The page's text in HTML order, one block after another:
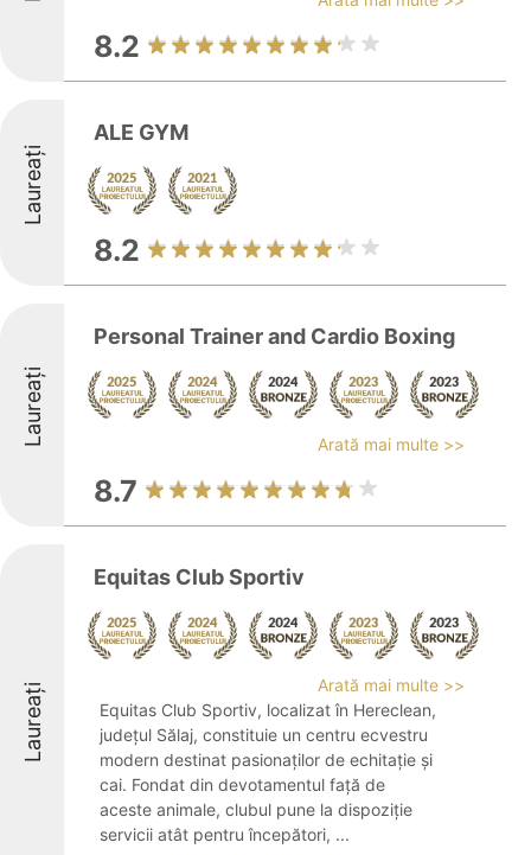
8.2
Laureați
ALE GYM
8.2
Laureați
Personal Trainer and Cardio Boxing
Arată mai multe >>
8.7
Laureați
Equitas Club Sportiv
Arată mai multe >>
Equitas Club Sportiv, localizat în Hereclean,
județul Sălaj, constituie un centru ecvestru
modern destinat pasionaților de echitație și
cai. Fondat din devotamentul față de
aceste animale, clubul pune la dispoziție
servicii atât pentru începători, ...